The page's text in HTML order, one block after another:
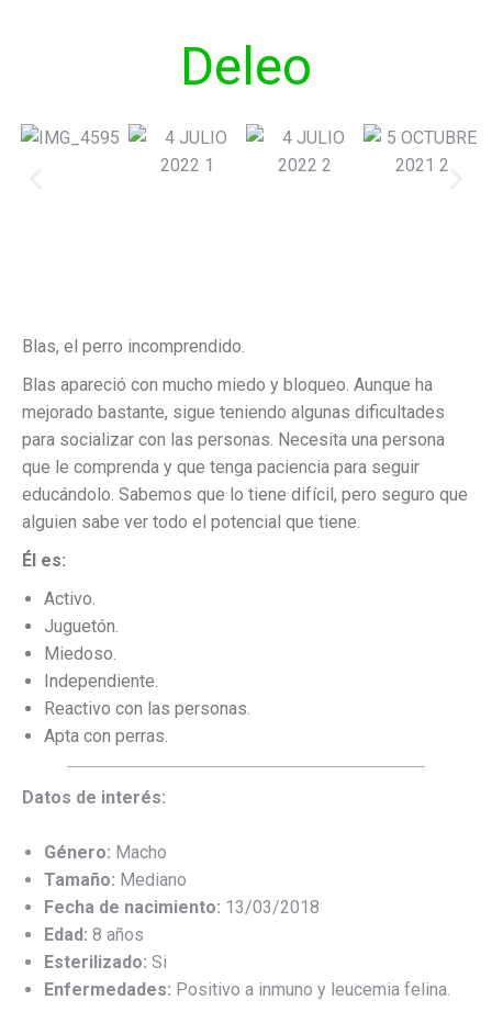
Deleo
Blas, el perro incomprendido.
Blas apareció con mucho miedo y bloqueo. Aunque ha
mejorado bastante, sigue teniendo algunas dificultades
para socializar con las personas. Necesita una persona
que le comprenda y que tenga paciencia para seguir
educándolo. Sabemos que lo tiene difícil, pero seguro que
alguien sabe ver todo el potencial que tiene.
Él es:
Activo.
Juguetón.
Miedoso.
Independiente.
Reactivo con las personas.
Apta con perras.
Datos de interés:
Género: Macho
Tamaño: Mediano
Fecha de nacimiento: 13/03/2018
Edad: 8 años
Esterilizado: Si
Enfermedades: Positivo a inmuno y leucemia felina.